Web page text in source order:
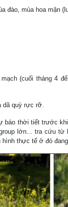
đào, mùa hoa mận
(cuối tháng 4
dã quỳ rực rỡ.
báo thời tiết trước
lớn... tra cứu
thực tế ở đó